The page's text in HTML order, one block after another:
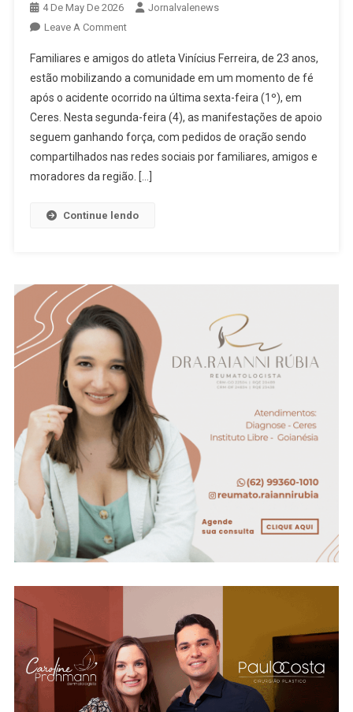
4 De May De 2026
Jornalvalenews
Leave A CommentOn
E
Amigos
Mobilizam
Corrente
De
Oração
Pelo
Ceres
Familiares e amigos do atleta Vinícius Ferreira, de 23 anos,
estão mobilizando a comunidade em um momento de fé
após o acidente ocorrido na última sexta-feira (1º), em
Ceres. Nesta segunda-feira (4), as manifestações de apoio
seguem ganhando força, com pedidos de oração sendo
compartilhados nas redes sociais por familiares, amigos e
moradores da região. […]
Continue lendo